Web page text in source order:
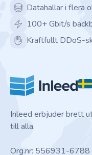
Datahallar i flera
100+ Gbit/s
Kraftfullt DDoS-
Inleed erbjuder brett
till alla.
Org.nr: 556931-6788